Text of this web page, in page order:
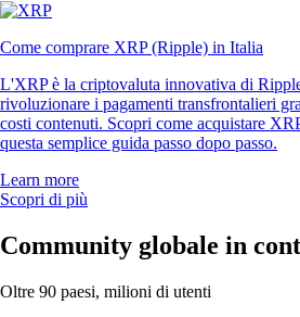
Come comprare XRP (Ripple) in Italia
L'XRP è la criptovaluta innovativa di
rivoluzionare i pagamenti transfrontalieri
costi contenuti. Scopri come acquistare
questa semplice guida passo dopo passo.
Learn more
Scopri di più
Community globale in
Oltre 90 paesi, milioni di utenti